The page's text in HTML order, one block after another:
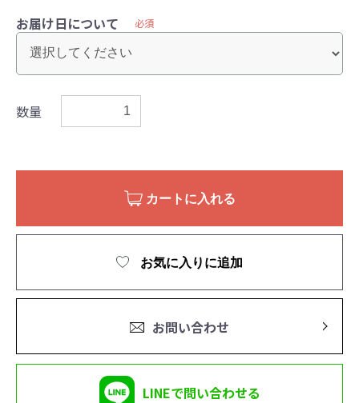
お届け日について 必須
数量
カートに入れる
お気に入りに追加
お問い合わせ
LINEで問い合わせる